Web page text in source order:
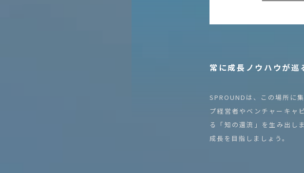
常に成長ノウハウが巡
SPROUNDは、この場所に
プ経営者やベンチャーキャ
る「知の還流」を生み出し
成長を目指しましょう。